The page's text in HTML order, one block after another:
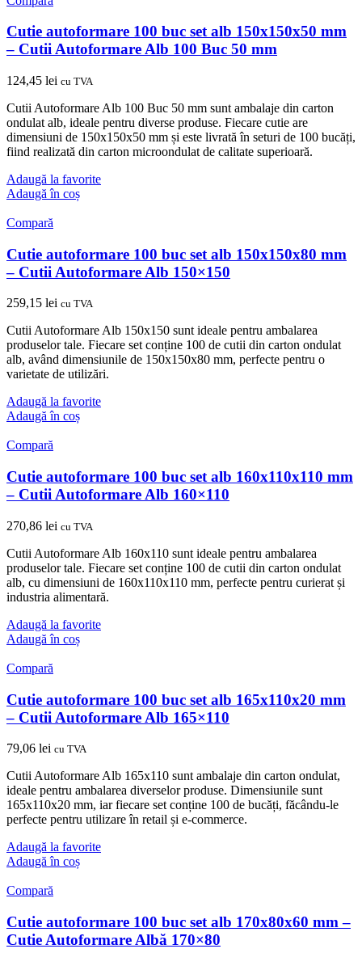
Cutie autoformare 100 buc set alb 150x150x50 mm
– Cutii Autoformare Alb 100 Buc 50 mm
124,45 lei cu TVA
Cutii Autoformare Alb 100 Buc 50 mm sunt ambalaje din carton
ondulat alb, ideale pentru diverse produse. Fiecare cutie are
dimensiuni de 150x150x50 mm și este livrată în seturi de 100 bucăți,
fiind realizată din carton microondulat de calitate superioară.
Adaugă la favorite
Adaugă în coș
Compară
Cutie autoformare 100 buc set alb 150x150x80 mm
– Cutii Autoformare Alb 150×150
259,15 lei cu TVA
Cutii Autoformare Alb 150x150 sunt ideale pentru ambalarea
produselor tale. Fiecare set conține 100 de cutii din carton ondulat
alb, având dimensiunile de 150x150x80 mm, perfecte pentru o
varietate de utilizări.
Adaugă la favorite
Adaugă în coș
Compară
Cutie autoformare 100 buc set alb 160x110x110 mm
– Cutii Autoformare Alb 160×110
270,86 lei cu TVA
Cutii Autoformare Alb 160x110 sunt ideale pentru ambalarea
produselor tale. Fiecare set conține 100 de cutii din carton ondulat
alb, cu dimensiuni de 160x110x110 mm, perfecte pentru curierat și
industria alimentară.
Adaugă la favorite
Adaugă în coș
Compară
Cutie autoformare 100 buc set alb 165x110x20 mm
– Cutii Autoformare Alb 165×110
79,06 lei cu TVA
Cutii Autoformare Alb 165x110 sunt ambalaje din carton ondulat,
ideale pentru ambalarea diverselor produse. Dimensiunile sunt
165x110x20 mm, iar fiecare set conține 100 de bucăți, făcându-le
perfecte pentru utilizare în retail și e-commerce.
Adaugă la favorite
Adaugă în coș
Compară
Cutie autoformare 100 buc set alb 170x80x60 mm –
Cutie Autoformare Albă 170×80